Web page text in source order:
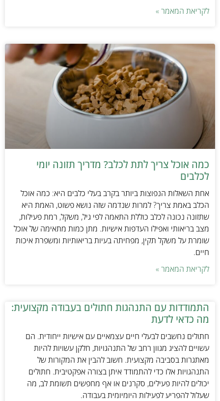
לקריאת המאמר »
כמה אוכל צריך לתת לכלב? מדריך תזונה יומי
לכלבים
אחת השאלות הנפוצות ביותר בקרב בעלי כלבים היא: כמה אוכל
הכלב באמת צריך? למרות שנדמה שזה נושא פשוט, האמת היא
שתזונה נכונה לכלב כוללת התאמה לפי גיל, משקל, רמת פעילות,
מצב בריאותי ואפילו העדפות אישיות. מתן כמות מתאימה של אוכל
שומרת על משקל תקין, מפחיתה בעיות בריאותיות ומשפרת איכות
חיים.
לקריאת המאמר »
התמודדות עם התנהגות חתולים בעבודה מקצועית:
מה כדאי לדעת
חתולים נחשבים לבעלי חיים עצמאיים עם אישיות ייחודית. הם
עשויים להציג מגוון רחב של התנהגויות, חלקן עשויות להיות
מאתגרות בסביבה מקצועית. חשוב להבין את המקורות של
התנהגויות אלו כדי להתמודד איתן בצורה אפקטיבית. חתולים
יכולים להיות פעילים, סקרנים או אף מחפשים תשומת לב, מה
שעלול להפריע לפעילות היומיומית בעבודה.